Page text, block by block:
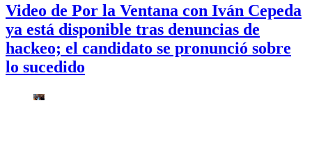
Video de Por la Ventana con Iván Cepeda
ya está disponible tras denuncias de
hackeo; el candidato se pronunció sobre
lo sucedido